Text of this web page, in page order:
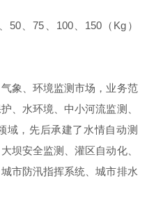
50、75、100、150（Kg）
、环境监测市场，业务范
、水环境、中小河流监测、
域，先后承建了水情自动测
坝安全监测、灌区自动化、
市防汛指挥系统、城市排水